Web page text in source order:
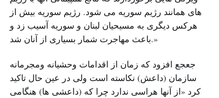
های همانند رژیم سوریه می شود. رژیم سوریه بیش از
هرکس دیگری به مسیحیان لبنان و سوریه آسیب زد و
باعث مهاجرت شمار بسیاری از آنان شد.»
جعجع افزود که زمان از اقدامات وحشیانه ومجرمانه
سازمان (داعش) نکاسته است ولی در عین حال تاکید
کرد «از آنها هراسی ندارد چرا که (داعشی ها) هنگامی